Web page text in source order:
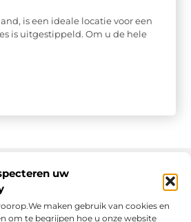
uw
maken gebruik van cookies en
om te begrijpen hoe u onze website
is een ideale locatie voor een
is uitgestippeld. Om u de hele